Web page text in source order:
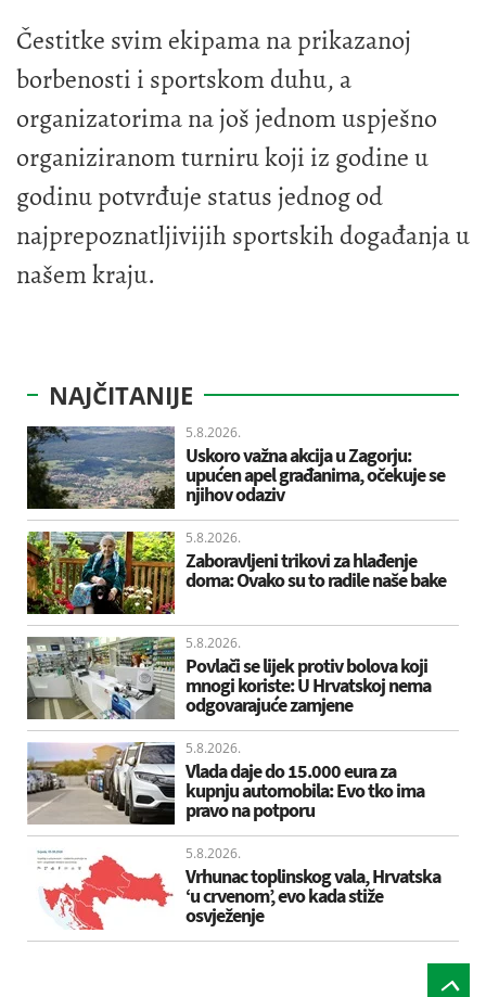
Čestitke svim ekipama na prikazanoj
borbenosti i sportskom duhu, a
organizatorima na još jednom uspješno
organiziranom turniru koji iz godine u
godinu potvrđuje status jednog od
najprepoznatljivijih sportskih događanja u
našem kraju.
NAJČITANIJE
5.8.2026.
Uskoro važna akcija u Zagorju:
upućen apel građanima, očekuje se
njihov odaziv
5.8.2026.
Zaboravljeni trikovi za hlađenje
doma: Ovako su to radile naše bake
5.8.2026.
Povlači se lijek protiv bolova koji
mnogi koriste: U Hrvatskoj nema
odgovarajuće zamjene
5.8.2026.
Vlada daje do 15.000 eura za
kupnju automobila: Evo tko ima
pravo na potporu
5.8.2026.
Vrhunac toplinskog vala, Hrvatska
‘u crvenom’, evo kada stiže
osvježenje